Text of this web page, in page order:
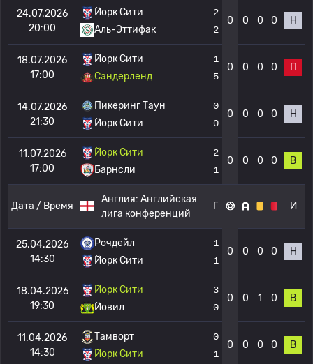
24.07.2026
20:00
Йорк Сити
Аль-Эттифак
2
2
0 0 0 0 Н
18.07.2026
17:00
Йорк Сити
Сандерленд
1
5
0 0 0 0 П
14.07.2026
21:30
Пикеринг Таун
Йорк Сити
0
0
0 0 0 0 Н
11.07.2026
17:00
Йорк Сити
Барнсли
2
1
0 0 0 0 В
Дата / Время
Англия: Английская
лига конференций
Г И
25.04.2026
14:30
Рочдейл
Йорк Сити
1
1
0 0 0 0 Н
18.04.2026
19:30
Йорк Сити
Йовил
3
0
0 0 1 0 В
11.04.2026
14:30
Тамворт
Йорк Сити
0
1
0 0 0 0 В